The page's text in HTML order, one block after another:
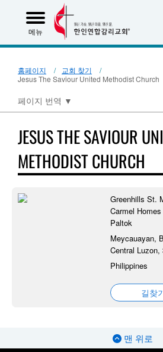
메뉴
홈페이지
교회 찾기
Jesus The Saviour United Methodist Church
페이지 번역 ▼
JESUS THE SAVIOUR
METHODIST CHURCH
Greenhills St.
Carmel
Paltok
Meycauayan,
Central Luzon,
Philippines
길찾
맨 위로